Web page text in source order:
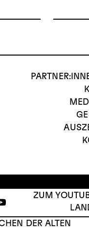
ZUM
DER ALTEN